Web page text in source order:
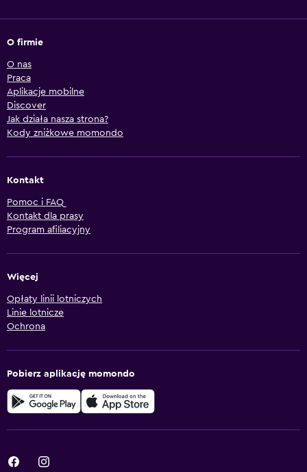
O firmie
O nas
Praca
Aplikacje mobilne
Discover
Jak działa nasza strona?
Kody zniżkowe momondo
Kontakt
Pomoc i FAQ
Kontakt dla prasy
Program afiliacyjny
Więcej
Opłaty linii lotniczych
Linie lotnicze
Ochrona
Pobierz aplikację momondo